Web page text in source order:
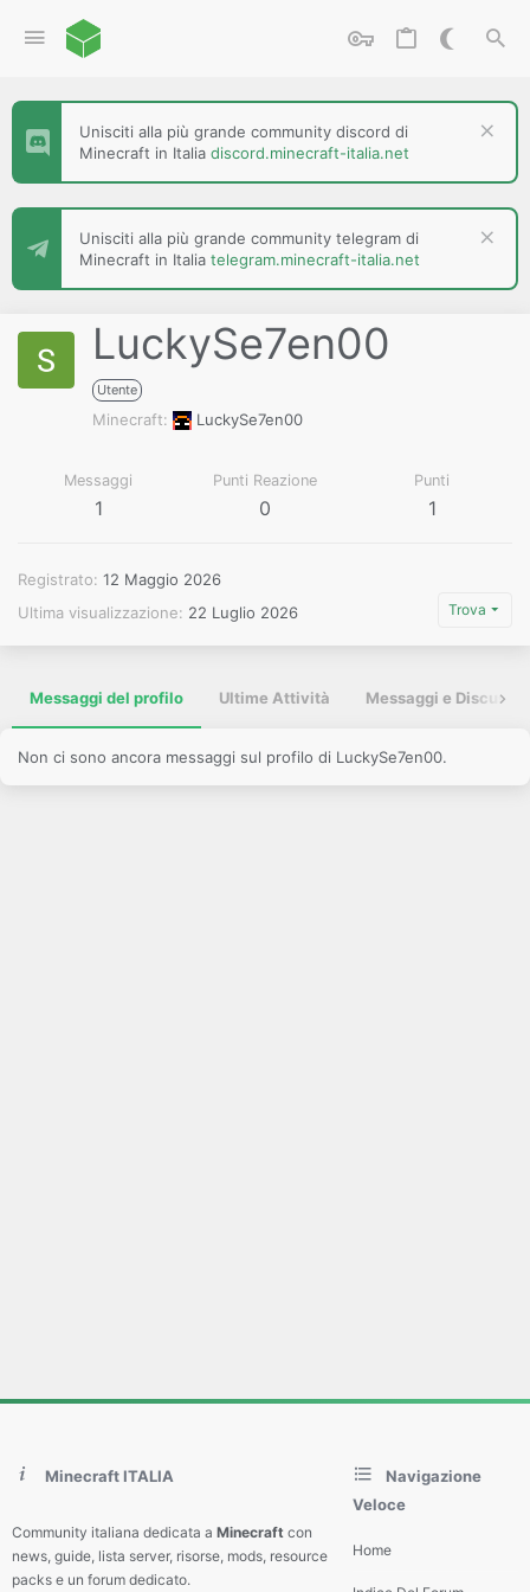
Unisciti alla più grande community discord di
Minecraft in Italia discord.minecraft-italia.net
Unisciti alla più grande community telegram di
Minecraft in Italia telegram.minecraft-italia.net
LuckySe7en00
Utente
Minecraft LuckySe7en00
Messaggi
1
Punti Reazione
0
Punti
1
Registrato 12 Maggio 2026
Ultima visualizzazione
22 Luglio 2026 Trova
Messaggi del profilo Ultime Attività Messaggi e
Non ci sono ancora messaggi sul profilo di LuckySe7en00.
Minecraft ITALIA
Community italiana dedicata a Minecraft con
news, guide, lista server, risorse, mods, resource
packs e un forum dedicato.
Navigazione
Veloce
Home